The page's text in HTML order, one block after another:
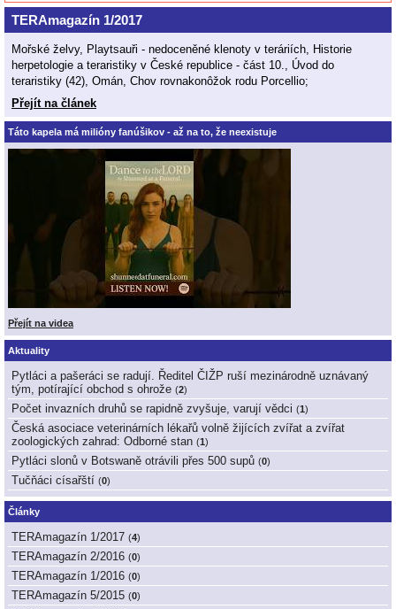
TERAmagazín 1/2017
Mořské želvy, Playtsauři - nedoceněné klenoty v teráriích, Historie
herpetologie a teraristiky v České republice - část 10., Úvod do
teraristiky (42), Omán, Chov rovnakonôžok rodu Porcellio;
Přejít na článek
Táto kapela má milióny fanúšikov - až na to, že neexistuje
Přejít na videa
Aktuality
Pytláci a pašeráci se radují. Ředitel ČIŽP ruší mezinárodně uznávaný
tým, potírající obchod s ohrože (2)
Počet invazních druhů se rapidně zvyšuje, varují vědci (1 )
Česká asociace veterinárních lékařů volně žijících zvířat a zvířat
zoologických zahrad: Odborné stan (1 )
Pytláci slonů v Botswaně otrávili přes 500 supů (0)
Tučňáci císařští (0)
Články
TERAmagazín 1/2017 (4)
TERAmagazín 2/2016 (0)
TERAmagazín 1/2016 (0)
TERAmagazín 5/2015 (0)